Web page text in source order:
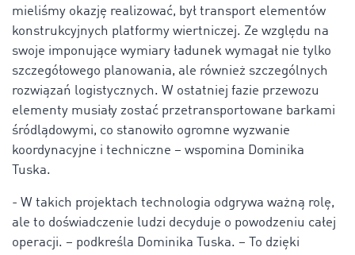
mieliśmy okazję realizować, był transport elementów
konstrukcyjnych platformy wiertniczej. Ze względu na
swoje imponujące wymiary ładunek wymagał nie tylko
szczegółowego planowania, ale również szczególnych
rozwiązań logistycznych. W ostatniej fazie przewozu
elementy musiały zostać przetransportowane barkami
śródlądowymi, co stanowiło ogromne wyzwanie
koordynacyjne i techniczne – wspomina Dominika
Tuska.
- W takich projektach technologia odgrywa ważną rolę,
ale to doświadczenie ludzi decyduje o powodzeniu całej
operacji. – podkreśla Dominika Tuska. – To dzięki